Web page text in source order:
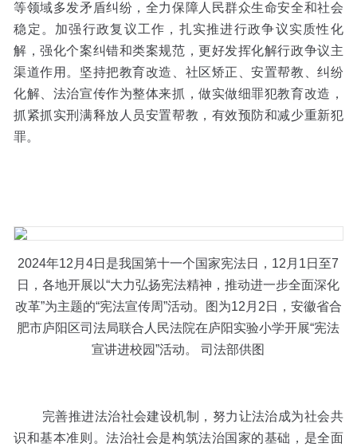
等领域多发矛盾纠纷，全力保障人民群众生命安全和社会
稳定。加强行政复议工作，扎实推进行政争议实质性化
解，强化个案纠错和类案规范，更好发挥化解行政争议主
渠道作用。坚持把教育改造、社区矫正、安置帮教、纠纷
化解、法治宣传作为整体来抓，做实做细罪犯教育改造，
抓紧抓实刑满释放人员安置帮教，有效预防和减少重新犯
罪。
2024年12月4日是我国第十一个国家宪法日，12月1日至7
日，各地开展以“大力弘扬宪法精神，推动进一步全面深化
改革”为主题的“宪法宣传周”活动。图为12月2日，安徽省合
肥市庐阳区司法局联合人民法院在庐阳实验小学开展“宪法
宣讲进校园”活动。 司法部供图
完善推进法治社会建设机制，努力让法治成为社会共
识和基本准则。法治社会是构筑法治国家的基础，是全面